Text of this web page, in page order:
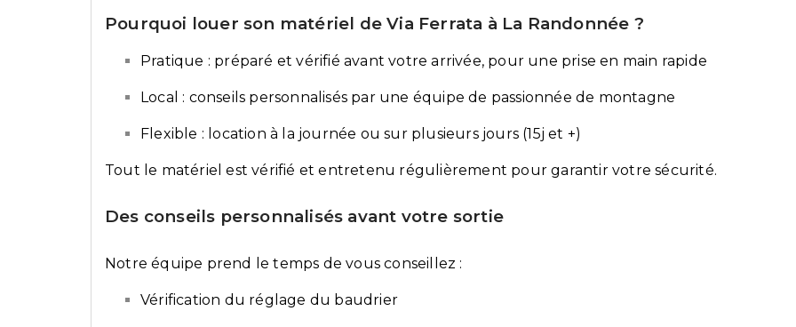
Pourquoi louer son matériel de Via Ferrata à La Randonnée ?
Pratique : préparé et vérifié avant votre arrivée, pour une prise en main rapide
Local : conseils personnalisés par une équipe de passionnée de montagne
Flexible : location à la journée ou sur plusieurs jours (15j et +)
Tout le matériel est vérifié et entretenu régulièrement pour garantir votre sécurité.
Des conseils personnalisés avant votre sortie
Notre équipe prend le temps de vous conseillez :
Vérification du réglage du baudrier